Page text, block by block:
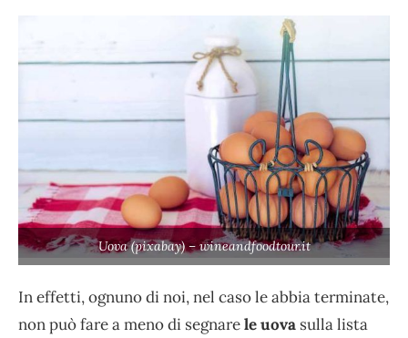
Uova (pixabay) – wineandfoodtour.it
In effetti, ognuno di noi, nel caso le abbia terminate,
non può fare a meno di segnarele uova sulla lista